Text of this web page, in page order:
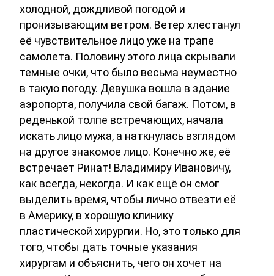
холодной, дождливой погодой и
пронизывающим ветром. Ветер хлестанул
её чувствительное лицо уже на трапе
самолета. Половину этого лица скрывали
темные очки, что было весьма неуместно
в такую погоду. Девушка вошла в здание
аэропорта, получила свой багаж. Потом, в
реденькой толпе встречающих, начала
искать лицо мужа, а наткнулась взглядом
на другое знакомое лицо. Конечно же, её
встречает Ринат! Владимиру Ивановичу,
как всегда, некогда. И как ещё он смог
выделить время, чтобы лично отвезти её
в Америку, в хорошую клинику
пластической хирургии. Но, это только для
того, чтобы дать точные указания
хирургам и объяснить, чего он хочет на